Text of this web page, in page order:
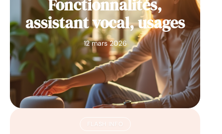
Fonctionnalités,
assistant vocal, usages
12 mars 2026
FLASH INFO